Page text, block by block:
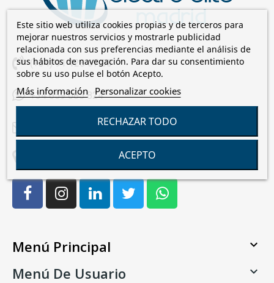
(+34) 91 128 67 00
+34 659 085 824
comercial@electroelite.es
C/Laguna de Cameros, 7 28021 Madrid
Menú Principal 
Menú De Usuario 
Este sitio web utiliza cookies propias y de terceros para
mejorar nuestros servicios y mostrarle publicidad
relacionada con sus preferencias mediante el análisis de
sus hábitos de navegación. Para dar su consentimiento
sobre su uso pulse el botón Acepto.
Más información Personalizar cookies
RECHAZAR TODO
ACEPTO